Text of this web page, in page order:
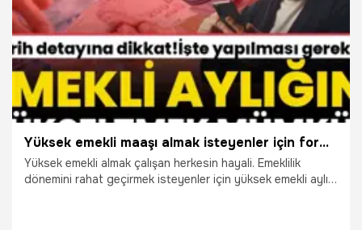
Yüksek emekli maaşı almak isteyenler için formül basit! Tarih detayı dikkat çekiyor
Yüksek emekli almak çalışan herkesin hayali. Emeklilik
dönemini rahat geçirmek isteyenler için yüksek emekli aylığı